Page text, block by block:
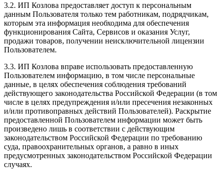
3.2. ИП Козлова предоставляет доступ к персональным
данным Пользователя только тем работникам, подрядчикам,
которым эта информация необходима для обеспечения
функционирования Сайта, Сервисов и оказания Услуг,
продажи товаров, получении неисключительной лицензии
Пользователем.
3.3. ИП Козлова вправе использовать предоставленную
Пользователем информацию, в том числе персональные
данные, в целях обеспечения соблюдения требований
действующего законодательства Российской Федерации (в том
числе в целях предупреждения и/или пресечения незаконных
и/или противоправных действий Пользователей). Раскрытие
предоставленной Пользователем информации может быть
произведено лишь в соответствии с действующим
законодательством Российской Федерации по требованию
суда, правоохранительных органов, а равно в иных
предусмотренных законодательством Российской Федерации
случаях.